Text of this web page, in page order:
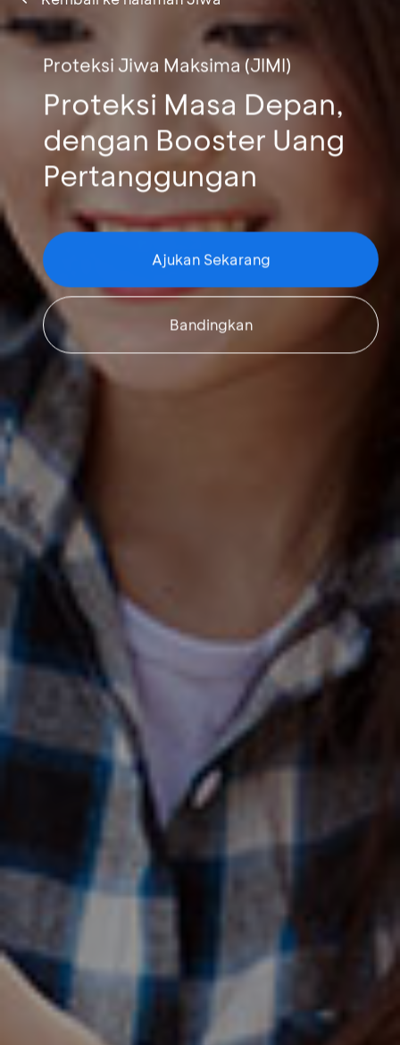
Proteksi Jiwa Maksima (JIMI)
Proteksi Masa Depan,
dengan Booster Uang
Pertanggungan
Ajukan Sekarang
Bandingkan